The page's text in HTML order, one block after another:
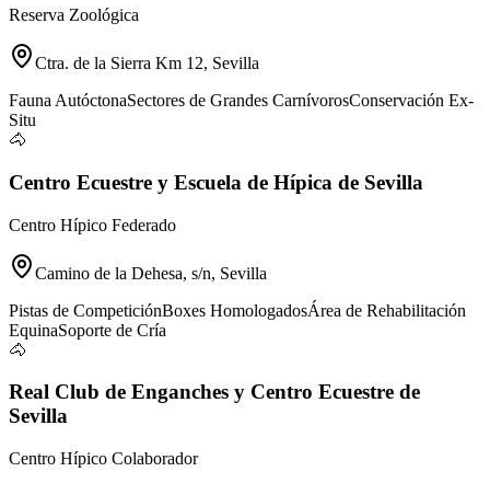
Reserva Zoológica
Ctra. de la Sierra Km 12, Sevilla
Fauna AutóctonaSectores de Grandes CarnívorosConservación Ex-
Situ
🐴
Centro Ecuestre y Escuela de Hípica de Sevilla
Centro Hípico Federado
Camino de la Dehesa, s/n, Sevilla
Pistas de CompeticiónBoxes HomologadosÁrea de Rehabilitación
EquinaSoporte de Cría
🐴
Real Club de Enganches y Centro Ecuestre de
Sevilla
Centro Hípico Colaborador